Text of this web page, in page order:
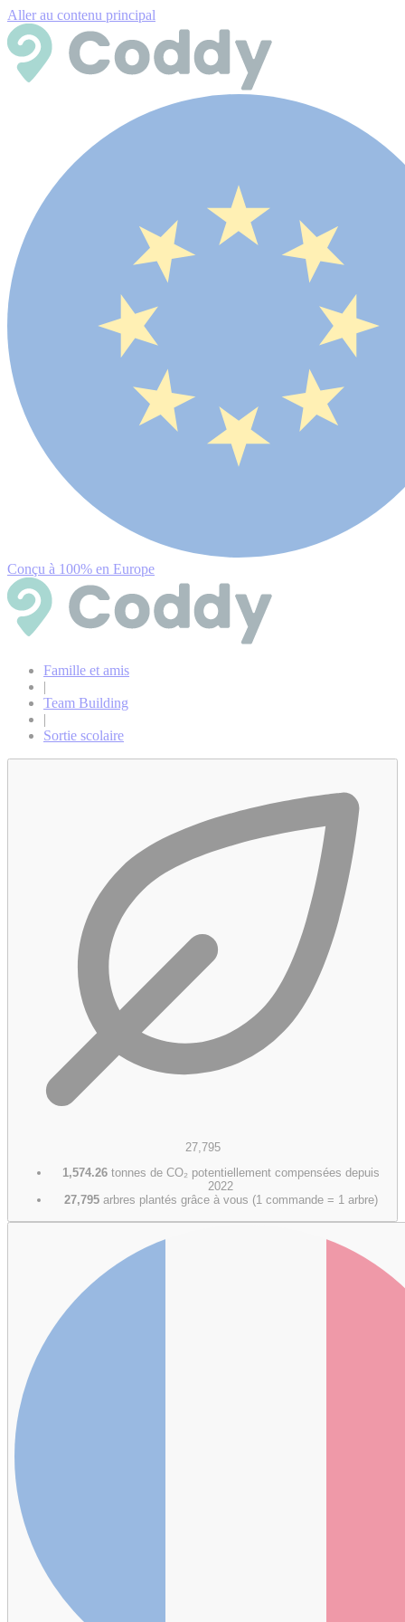
Aller au contenu principal
Conçu à 100% en Europe
Famille et amis
|
Team Building
|
Sortie scolaire
27,795
1,574.26tonnes de CO₂ potentiellement compensées depuis
2022
27,795 arbres plantés grâce à vous (1 commande = 1 arbre)